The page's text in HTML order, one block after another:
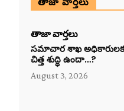
తాజా వార్తలు
సమాచార శాఖ
చిత్త శుద్ధి ఉందా…?
August 3, 2026